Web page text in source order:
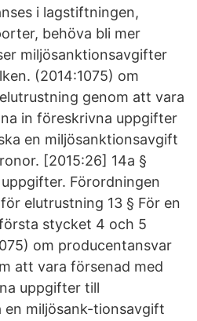
i lagstiftningen,
behöva bli mer
miljösanktionsavgifter
(2014:1075) om
genom att vara
in föreskrivna uppgifter
en miljösanktionsavgift
[2015:26] 14a §
Förordningen
elutrustning 13 § För en
stycket 4 och 5
om producentansvar
att vara försenad med
uppgifter till
en miljösank-tionsavgift